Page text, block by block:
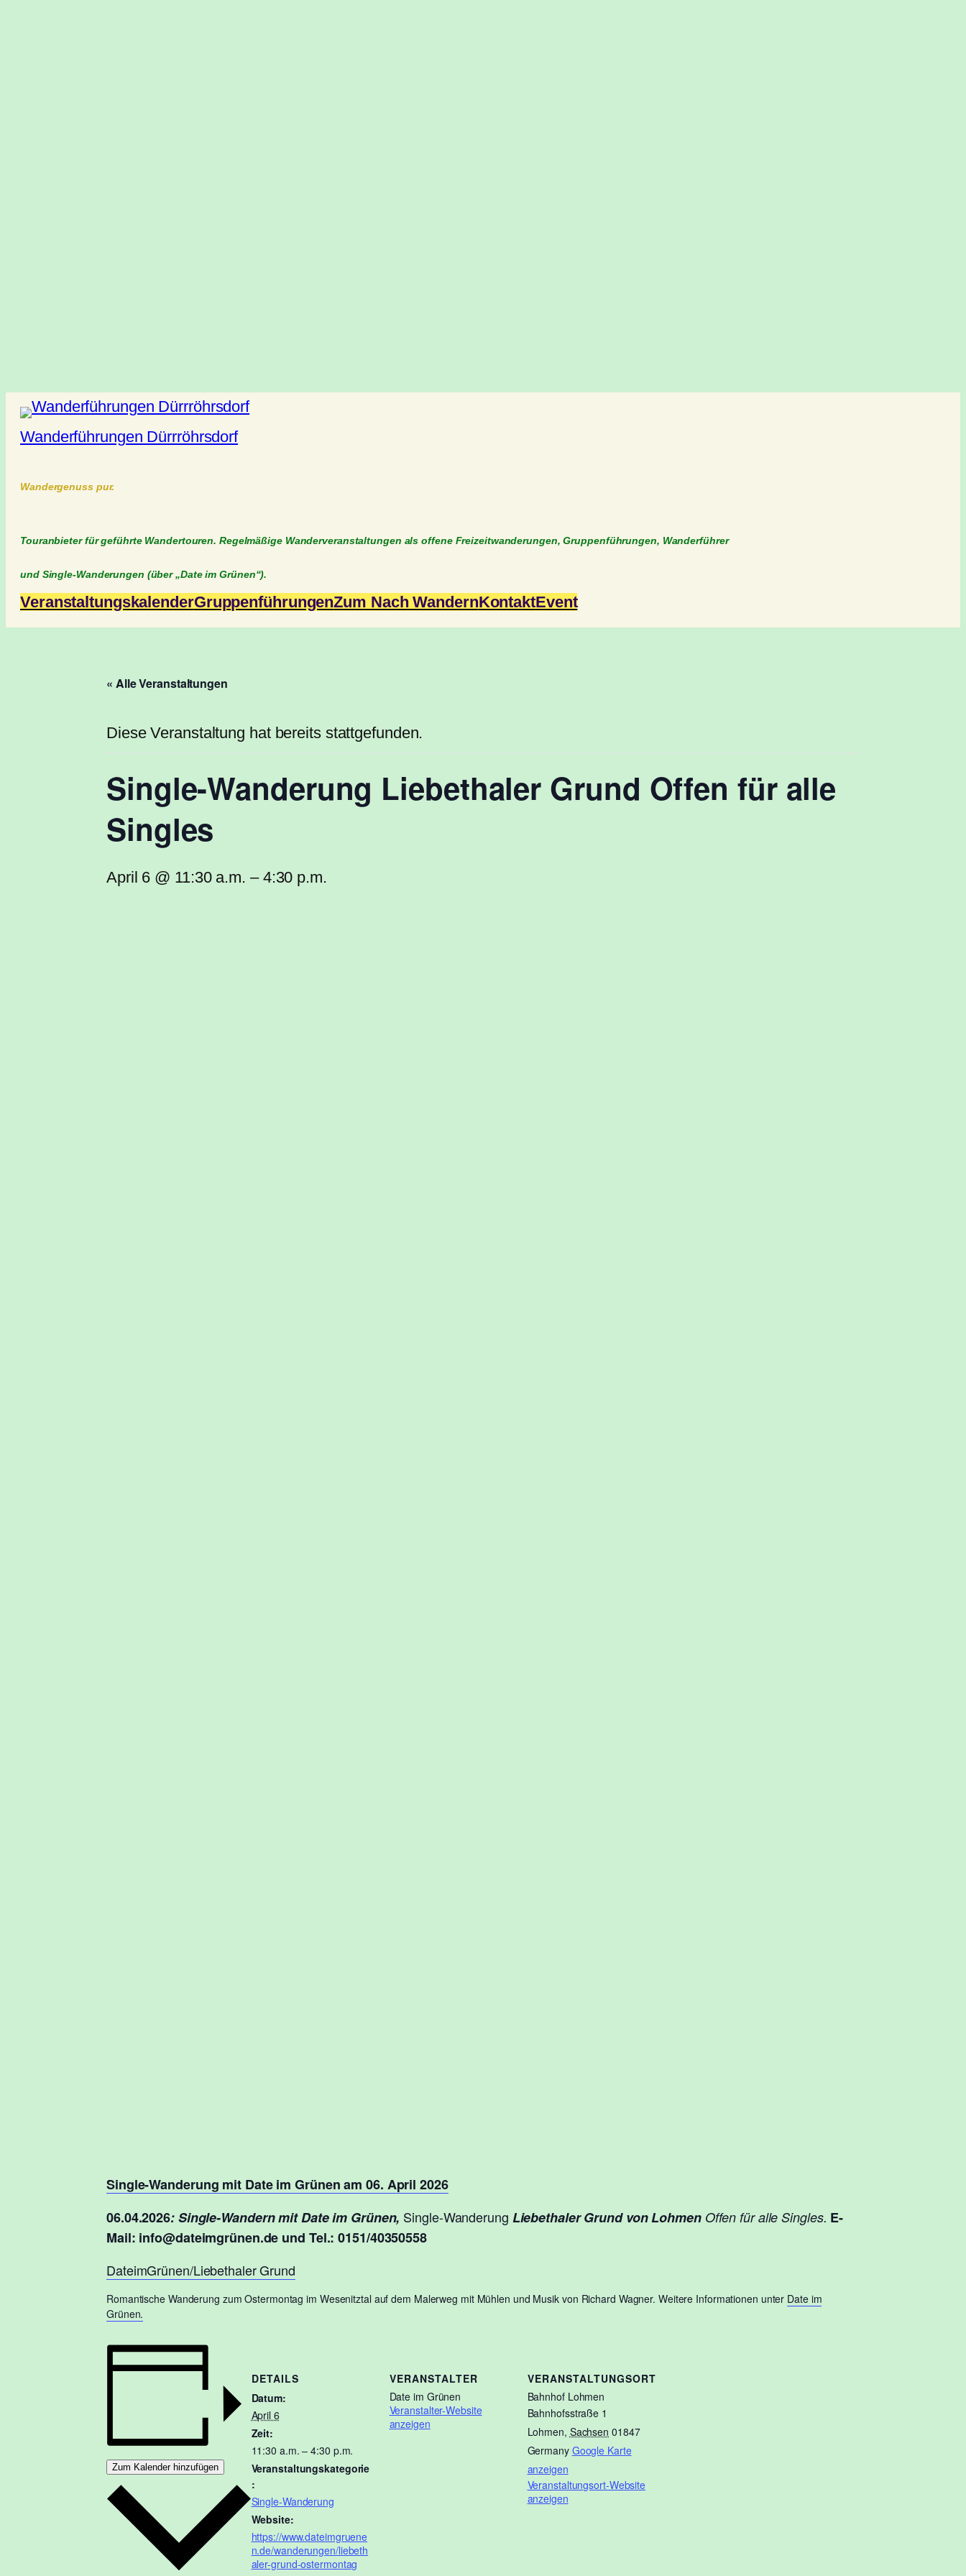
Wanderführungen Dürrröhrsdorf
Wandergenuss pur.
Touranbieter für geführte Wandertouren. Regelmäßige Wanderveranstaltungen als offene Freizeitwanderungen, Gruppenführungen, Wanderführer
und Single-Wanderungen (über „Date im Grünen“).
VeranstaltungskalenderGruppenführungenZum Nach WandernKontaktEvent
« Alle Veranstaltungen
Diese Veranstaltung hat bereits stattgefunden.
Single-Wanderung Liebethaler Grund Offen für alle
Singles
April 6 @ 11:30 a.m. – 4:30 p.m.
Single-Wanderung mit Date im Grünen am 06. April 2026
06.04.2026: Single-Wandern mit Date im Grünen, Single-Wanderung Liebethaler Grund von Lohmen Offen für alle Singles. E-
Mail: info@dateimgrünen.de und Tel.: 0151/40350558
DateimGrünen/Liebethaler Grund
Romantische Wanderung zum Ostermontag im Wesenitztal auf dem Malerweg mit Mühlen und Musik von Richard Wagner. Weitere Informationen unter Date im
Grünen.
Zum Kalender hinzufügen
DETAILS
Datum:
April 6
Zeit:
11:30 a.m. – 4:30 p.m.
Veranstaltungskategorie
:
Single-Wanderung
Website:
https://www.dateimgruene
n.de/wanderungen/liebeth
aler-grund-ostermontag
VERANSTALTER
Date im Grünen
Veranstalter-Website
anzeigen
VERANSTALTUNGSORT
Bahnhof Lohmen
Bahnhofsstraße 1
Lohmen, Sachsen 01847
Germany Google Karte
anzeigen
Veranstaltungsort-Website
anzeigen